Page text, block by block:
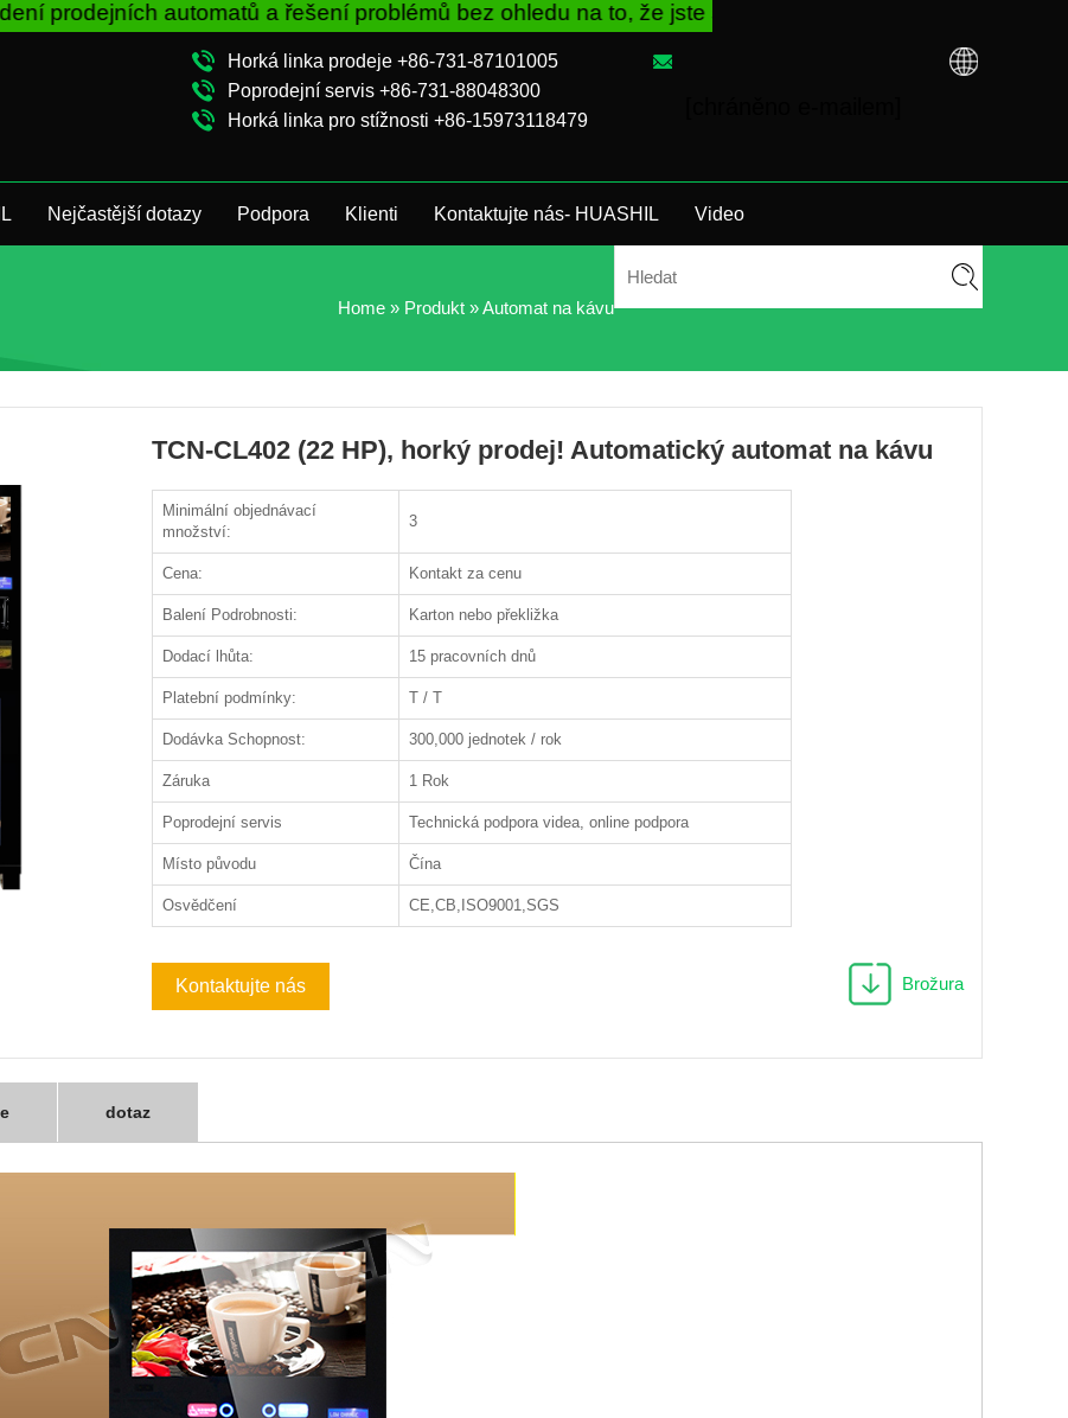
Horká linka prodeje +86-731-87101005
Poprodejní servis +86-731-88048300
Horká linka pro stížnosti +86-15973118479
Nejčastější dotazy Podpora Klienti Kontaktujte nás- HUASHIL Video
Home » Produkt »Automat na kávu
TCN-CL402 (22 HP), horký prodej! Automatický automat na kávu
Minimální objednávací
množství:
3
Cena: Kontakt za cenu
Balení Podrobnosti: Karton nebo překližka
Dodací lhůta: 15 pracovních dnů
Platební podmínky: T / T
Dodávka Schopnost: 300,000 jednotek / rok
Záruka 1 Rok
Poprodejní servis Technická podpora videa, online podpora
Místo původu Čína
Osvědčení CE,CB,ISO9001,SGS
Kontaktujte nás Brožura
dotaz
automatů a řešení problémů bez ohledu na to, že jste si koupili VM od továrny TCN nebo místního